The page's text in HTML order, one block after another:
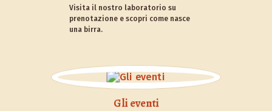
Visita il nostro laboratorio su
prenotazione e scopri come nasce
una birra.
Gli eventi